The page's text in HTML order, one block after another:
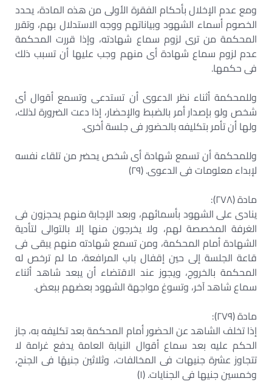
ومع عدم الإخلال بأحكام الفقرة الأولى من هذه المادة، يحدد
الخصوم أسماء الشهود وبياناتهم ووجه الاستدلال بهم، وتقرر
المحكمة من ترى لزوم سماع شهادته، وإذا قررت المحكمة
عدم لزوم سماع شهادة أى منهم وجب عليها أن تسبب ذلك
فى حكمها.
وللمحكمة أثناء نظر الدعوى أن تستدعى وتسمع أقوال أى
شخص ولو بإصدار أمر بالضبط والإحضار، إذا دعت الضرورة لذلك،
ولها أن تأمر بتكليفه بالحضور فى جلسة أخرى.
وللمحكمة أن تسمع شهادة أى شخص يحضر من تلقاء نفسه
لإبداء معلومات فى الدعوى. (٢٩)
مادة (٢٧٨):
ينادى على الشهود بأسمائهم، وبعد الإجابة منهم يحجزون فى
الغرفة المخصصة لهم، ولا يخرجون منها إلا بالتوالى لتأدية
الشهادة أمام المحكمة، ومن تسمع شهادته منهم يبقى فى
قاعة الجلسة إلى حين إقفال باب المرافعة، ما لم ترخص له
المحكمة بالخروج، ويجوز عند الاقتضاء أن يبعد شاهد أثناء
سماع شاهد آخر، وتسوغ مواجهة الشهود بعضهم ببعض.
مادة (٢٧٩):
إذا تخلف الشاهد عن الحضور أمام المحكمة بعد تكليفه به، جاز
الحكم عليه بعد سماع أقوال النيابة العامة يدفع غرامة لا
تتجاوز عشرة جنيهات فى المخالفات، وثلاثين جنيهًا فى الجنح،
وخمسين جنيها فى الجنايات. (١)